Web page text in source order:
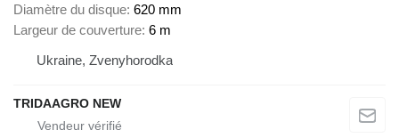
Diamètre du disque 620 mm
Largeur de couverture 6 m
Ukraine, Zvenyhorodka
TRIDAAGRO NEW